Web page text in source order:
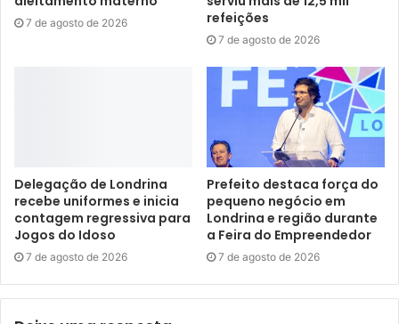
Também foram entregues nesta manhã e estão prontas
para entrar em operação duas viaturas adquiridas com
recursos de uma emenda parlamentar destinada pelo
deputado estadual Cobra Repórter – modelos SUV
compactos e equipados.
7 de agosto de 2026
refeições
7 de agosto de 2026
Delegação de Londrina
recebe uniformes e inicia
contagem regressiva para
Jogos do Idoso
7 de agosto de 2026
Prefeito destaca força do
pequeno negócio em
Londrina e região durante
a Feira do Empreendedor
7 de agosto de 2026